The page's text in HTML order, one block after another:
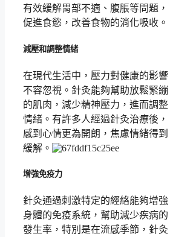
有效緩解胃部不適、腹脹等問題，
促進食慾，改善食物的消化吸收。
減壓和調整情緒
在現代生活中，壓力對健康的影響
不容忽視。針灸能夠幫助放鬆緊繃
的肌肉，減少精神壓力，進而調整
情緒。有許多人經過針灸治療後，
感到心情更為開朗，焦慮情緒得到
緩解。
增強免疫力
針灸通過刺激特定的經絡能夠增強
身體的免疫系統，幫助減少疾病的
發生率，特別是在流感季節，針灸